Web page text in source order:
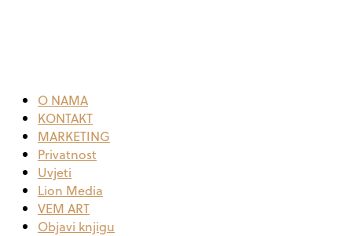
O NAMA
KONTAKT
MARKETING
Privatnost
Uvjeti
Lion Media
VEM ART
Objavi knjigu